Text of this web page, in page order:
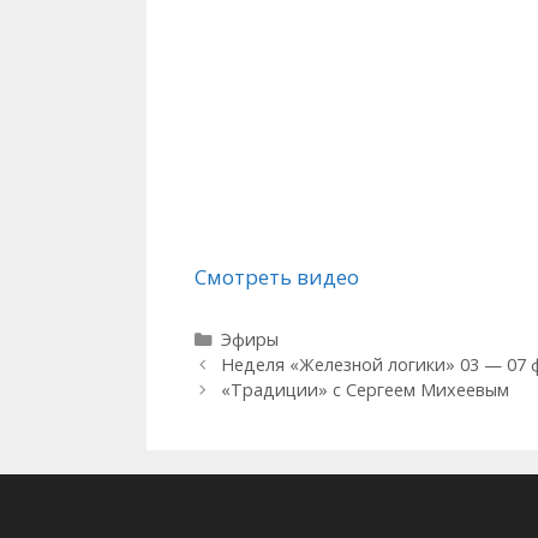
Смотреть видео
Рубрики
Эфиры
Неделя «Железной логики» 03 — 07
«Традиции» с Сергеем Михеевым